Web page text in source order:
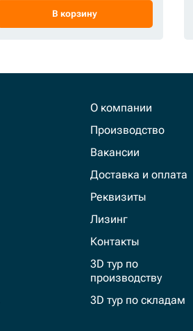
В корзину
О компании
Производство
Вакансии
Доставка и оплата
Реквизиты
Лизинг
Контакты
3D тур по
производству
3D тур по складам